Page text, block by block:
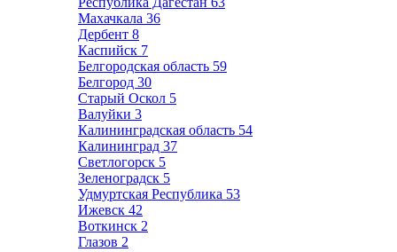
Махачкала 36
Дербент 8
Каспийск 7
Белгородская область 59
Белгород 30
Старый Оскол 5
Валуйки 3
Калининградская область 54
Калининград 37
Светлогорск 5
Зеленоградск 5
Удмуртская Республика 53
Ижевск 42
Воткинск 2
Глазов 2